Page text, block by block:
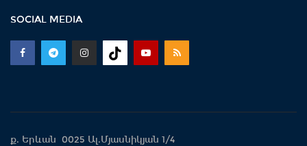
SOCIAL MEDIA
ք. Երևան 0025 Ալ.Մյասնիկյան 1/4